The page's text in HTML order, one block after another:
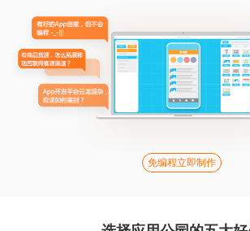
免编程立即制作